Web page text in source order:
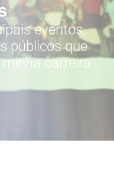
eventos,
públicos que
carreira